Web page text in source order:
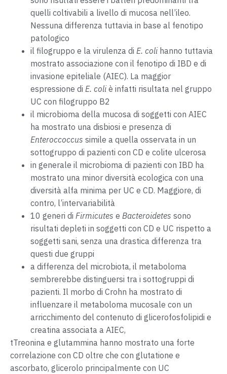
quelli coltivabili a livello di mucosa nell’ileo.
Nessuna differenza tuttavia in base al fenotipo
patologico
il filogruppo e la virulenza di E. coli hanno tuttavia
mostrato associazione con il fenotipo di IBD e di
invasione epiteliale (AIEC). La maggior
espressione di E. coli è infatti risultata nel gruppo
UC con filogruppo B2
il microbioma della mucosa di soggetti con AIEC
ha mostrato una disbiosi e presenza di
Enteroccoccus simile a quella osservata in un
sottogruppo di pazienti con CD e colite ulcerosa
in generale il microbioma di pazienti con IBD ha
mostrato una minor diversità ecologica con una
diversità alfa minima per UC e CD. Maggiore, di
contro, l’intervariabilità
10 generi di Firmicutes e Bacteroidetes sono
risultati depleti in soggetti con CD e UC rispetto a
soggetti sani, senza una drastica differenza tra
questi due gruppi
a differenza del microbiota, il metaboloma
sembrerebbe distinguersi tra i sottogruppi di
pazienti. Il morbo di Crohn ha mostrato di
influenzare il metaboloma mucosale con un
arricchimento del contenuto di glicerofosfolipidi e
creatina associata a AIEC,
tTreonina e glutammina hanno mostrato una forte
correlazione con CD oltre che con glutatione e
ascorbato, glicerolo principalmente con UC